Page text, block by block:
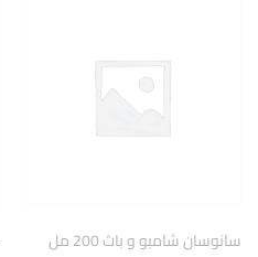
سانوسان شامبو و باث 200 مل